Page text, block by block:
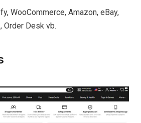
WooCommerce, Amazon, eBay,
Order Desk vb.